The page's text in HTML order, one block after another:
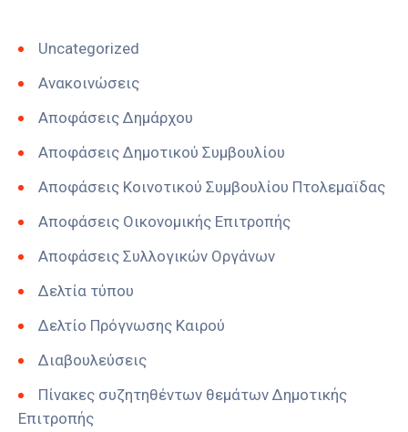
Uncategorized
Ανακοινώσεις
Αποφάσεις Δημάρχου
Αποφάσεις Δημοτικού Συμβουλίου
Αποφάσεις Κοινοτικού Συμβουλίου Πτολεμαϊδας
Αποφάσεις Οικονομικής Επιτροπής
Αποφάσεις Συλλογικών Οργάνων
Δελτία τύπου
Δελτίο Πρόγνωσης Καιρού
Διαβουλεύσεις
Πίνακες συζητηθέντων θεμάτων Δημοτικής
Επιτροπής